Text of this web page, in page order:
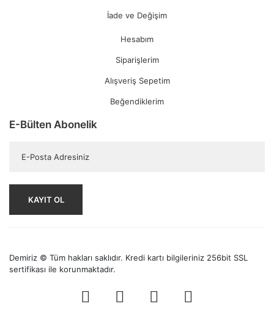
İade ve Değişim
Hesabım
Siparişlerim
Alışveriş Sepetim
Beğendiklerim
E-Bülten Abonelik
KAYIT OL
Demiriz © Tüm hakları saklıdır. Kredi kartı bilgileriniz 256bit SSL
sertifikası ile korunmaktadır.